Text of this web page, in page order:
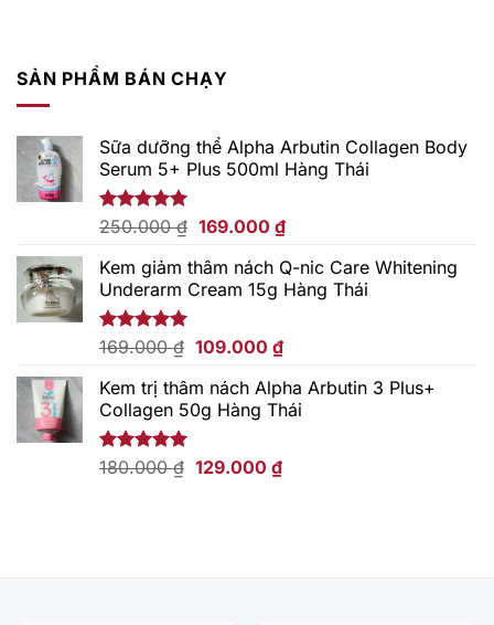
SẢN PHẨM BÁN CHẠY
Sữa dưỡng thể Alpha Arbutin Collagen Body
Serum 5+ Plus 500ml Hàng Thái
Được xếp
5 sao
250.000₫ Giá
là:
250.000 ₫.
169.000 ₫Giá
tại
là:
Kem giảm thâm nách Q-nic Care Whitening
Underarm Cream 15g Hàng Thái
Được xếp
5 sao
169.000₫ Giá
là:
169.000 ₫.
109.000 ₫Giá
tại
là:
Kem trị thâm nách Alpha Arbutin 3 Plus+
Collagen 50g Hàng Thái
Được xếp
180.000₫ Giá
129.000 ₫Giá